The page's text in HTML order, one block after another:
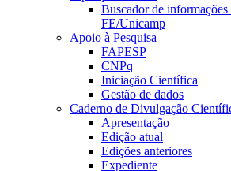
Buscador de informações
FE/Unicamp
Apoio à Pesquisa
FAPESP
CNPq
Iniciação Científica
Gestão de dados
Caderno de Divulgação
Apresentação
Edição atual
Edições anteriores
Expediente